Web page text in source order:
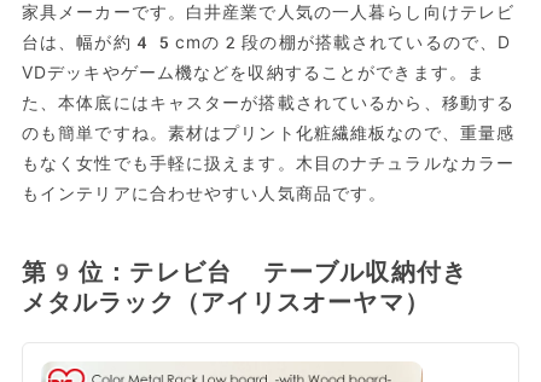
家具メーカーです。白井産業で人気の一人暮らし向けテレビ
台は、幅が約45cmの2段の棚が搭載されているので、D
VDデッキやゲーム機などを収納することができます。ま
た、本体底にはキャスターが搭載されているから、移動する
のも簡単ですね。素材はプリント化粧繊維板なので、重量感
もなく女性でも手軽に扱えます。木目のナチュラルなカラー
もインテリアに合わせやすい人気商品です。
第9位：テレビ台 テーブル収納付き
メタルラック（アイリスオーヤマ）